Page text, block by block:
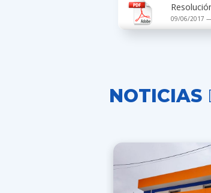
09/06/2017
NOTICIAS